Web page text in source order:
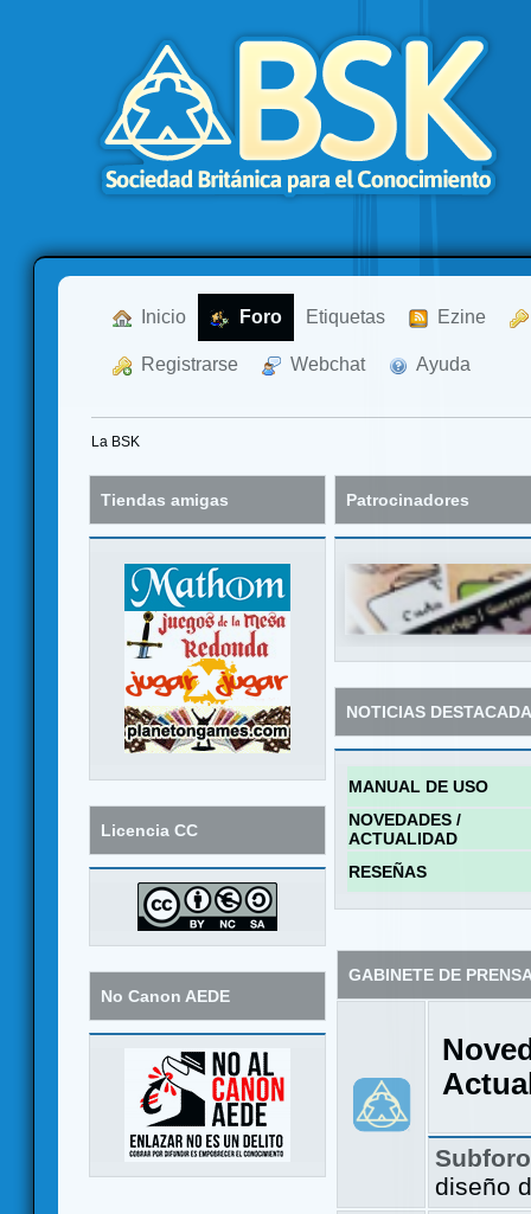
Inicio Foro Etiquetas Ezine
Registrarse Webchat Ayuda
La BSK
Tiendas amigas
Licencia CC
No Canon AEDE
Patrocinadores
NOTICIAS
MANUAL DE USO
NOVEDADES /
ACTUALIDAD
RESEÑAS
GABINETE DE
diseño